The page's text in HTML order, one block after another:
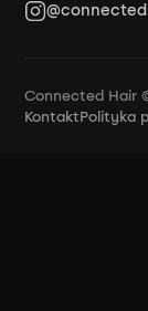
Connected Hair
KontaktPolityka